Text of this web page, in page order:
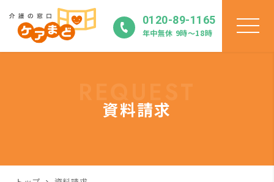
0120-89-1165
年中無休 9時〜18時
資料請求